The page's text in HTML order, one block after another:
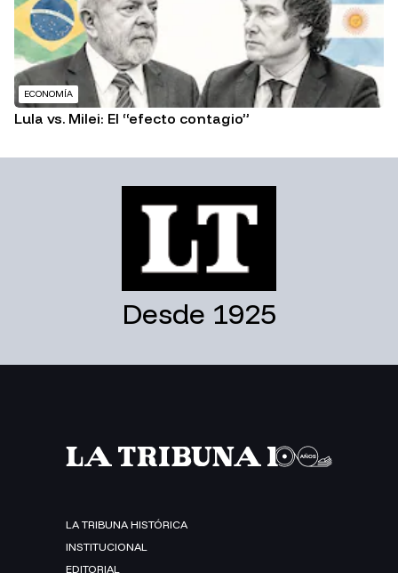
ECONOMÍA
Lula vs. Milei: El “efecto contagio”
Desde 1925
LA TRIBUNA HISTÓRICA
INSTITUCIONAL
EDITORIAL